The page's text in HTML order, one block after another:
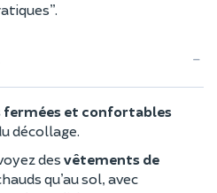
fermées et confortables
décollage.
des vêtements de
qu’au sol, avec